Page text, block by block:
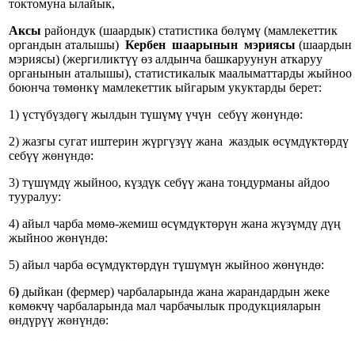
токтомуна ылайык,
Аксы райондук (шаардык) статистика бөлүмү (мамлекеттик
органдын аталышы) Кербен шаарынын мэриясы (шаардын
мэриясы) (жергиликтүү өз алдынча башкаруунун аткаруу
органынын аталышы), статистикалык маалыматтарды жыйноо
боюнча төмөнкү мамлекеттик ыйгарым укуктарды берет:
1) үстүбүздөгү жылдын түшүмү үчүн себүү жөнүндө:
2) жазгы сугат иштерин жүргүзүү жана жаздык өсүмдүктөрдү
себүү жөнүндө:
3) түшүмдү жыйноо, күздүк себүү жана тоңдурманы айдоо
тууралуу:
4) айыл чарба мөмө-жемиш өсүмдүктөрүн жана жүзүмдү дүң
жыйноо жөнүндө:
5) айыл чарба өсүмдүктөрдүн түшүмүн жыйноо жөнүндө:
6) дыйкан (фермер) чарбаларында жана жарандардын жеке
көмөкчү чарбаларында мал чарбачылык продукцияларын
өндүрүү жөнүндө: